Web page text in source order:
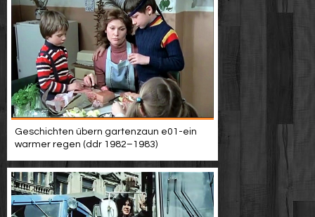
Geschichten übern gartenzaun e01-ein
warmer regen (ddr 1982–1983)